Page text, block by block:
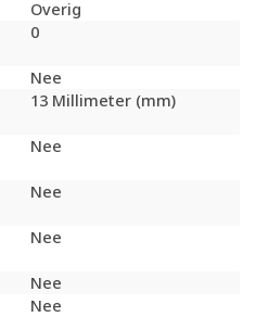
Overig
0
Nee
13 Millimeter (mm)
Nee
Nee
Nee
Nee
Nee